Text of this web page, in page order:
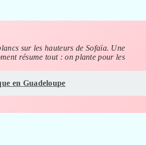
sur les hauteurs de Sofaïa. Une
résume tout : on plante pour les
en Guadeloupe